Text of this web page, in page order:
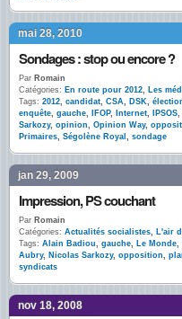
mai 28, 2010
Sondages : stop ou encore ?
Par Romain
Catégories: En route pour 2012, Les
Tags: 2012, candidat, CSA, DSK,
enquête, gauche, IFOP, Internet, IPSOS,
Sarkozy, opinion, Opinion Way,
Primaires, Ségolène Royal , sondage
jan 29, 2009
Impression, PS couchant
Par Romain
Catégories: Actualités socialistes, L'air
Tags: Alain Badiou, gauche, Le Monde,
Aubry, Nicolas Sarkozy, opposition,
syndicats
nov 18, 2008